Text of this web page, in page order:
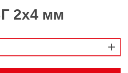
2х4 мм